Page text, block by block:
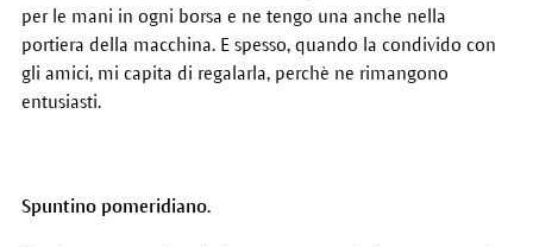
per le mani in ogni borsa e ne tengo una anche nella
portiera della macchina. E spesso, quando la condivido con
gli amici, mi capita di regalarla, perchè ne rimangono
entusiasti.
Spuntino pomeridiano.